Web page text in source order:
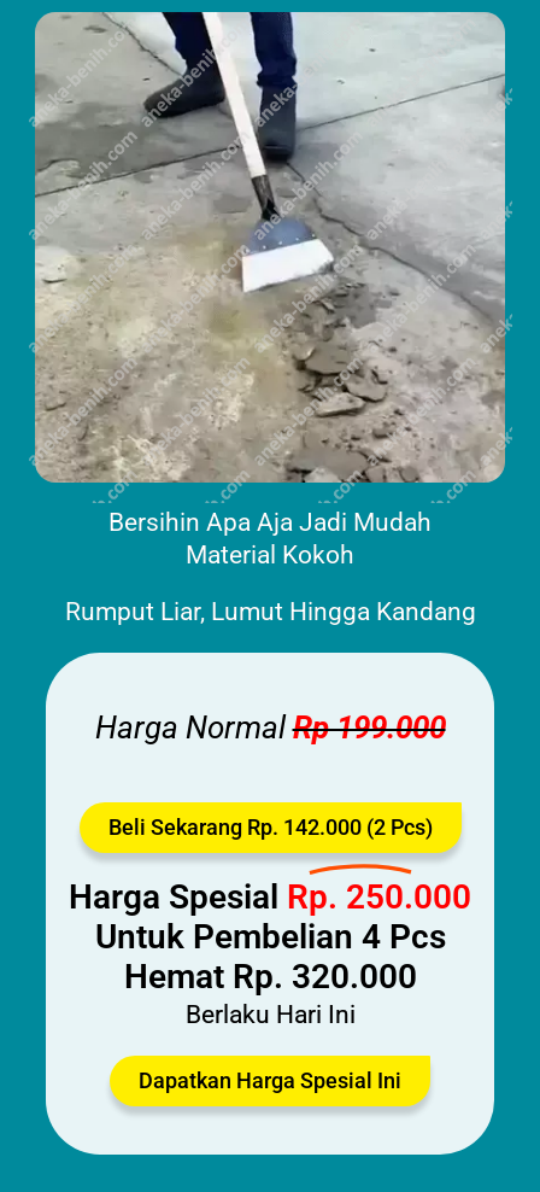
Bersihin Apa Aja Jadi Mudah
Material Kokoh
Rumput Liar, Lumut Hingga Kandang
Harga NormalRp 199.000
Beli Sekarang Rp. 142.000 (2 Pcs)
Harga Spesial Rp. 250.000
Untuk Pembelian 4 Pcs
Hemat Rp. 320.000
Berlaku Hari Ini
Dapatkan Harga Spesial Ini